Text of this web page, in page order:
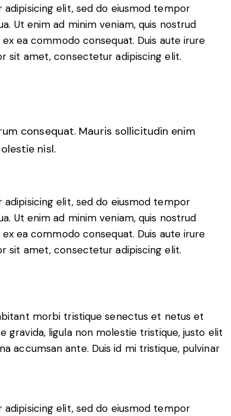
elit, sed do eiusmod tempor
Ut enim ad minim veniam, quis nostrud
ea commodo consequat. Duis aute irure
sit amet, consectetur adipiscing elit.
consequat. Mauris sollicitudin enim
nisl.
elit, sed do eiusmod tempor
Ut enim ad minim veniam, quis nostrud
ea commodo consequat. Duis aute irure
sit amet, consectetur adipiscing elit.
morbi tristique senectus et netus et
gravida, ligula non molestie tristique, justo elit
accumsan ante. Duis id mi tristique, pulvinar
elit, sed do eiusmod tempor